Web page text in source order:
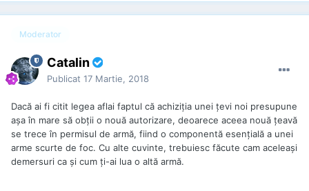
Moderator
Catalin
Publicat 17 Martie, 2018
Dacă ai fi citit legea aflai faptul că achiziţia unei ţevi noi presupune
aşa în mare să obţii o nouă autorizare, deoarece aceea nouă ţeavă
se trece în permisul de armă, fiind o componentă esenţială a unei
arme scurte de foc. Cu alte cuvinte, trebuiesc făcute cam aceleaşi
demersuri ca şi cum ţi-ai lua o altă armă.